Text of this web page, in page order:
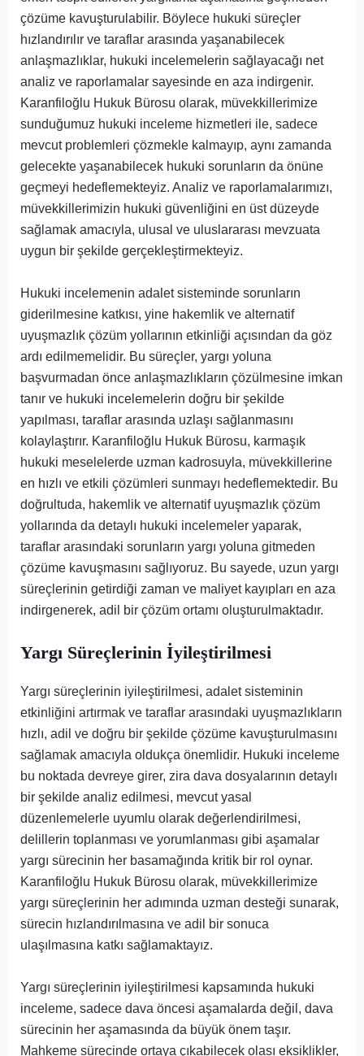
çözüme kavuşturulabilir. Böylece hukuki süreçler
hızlandırılır ve taraflar arasında yaşanabilecek
anlaşmazlıklar, hukuki incelemelerin sağlayacağı net
analiz ve raporlamalar sayesinde en aza indirgenir.
Karanfiloğlu Hukuk Bürosu olarak, müvekkillerimize
sunduğumuz hukuki inceleme hizmetleri ile, sadece
mevcut problemleri çözmekle kalmayıp, aynı zamanda
gelecekte yaşanabilecek hukuki sorunların da önüne
geçmeyi hedeflemekteyiz. Analiz ve raporlamalarımızı,
müvekkillerimizin hukuki güvenliğini en üst düzeyde
sağlamak amacıyla, ulusal ve uluslararası mevzuata
uygun bir şekilde gerçekleştirmekteyiz.
Hukuki incelemenin adalet sisteminde sorunların
giderilmesine katkısı, yine hakemlik ve alternatif
uyuşmazlık çözüm yollarının etkinliği açısından da göz
ardı edilmemelidir. Bu süreçler, yargı yoluna
başvurmadan önce anlaşmazlıkların çözülmesine imkan
tanır ve hukuki incelemelerin doğru bir şekilde
yapılması, taraflar arasında uzlaşı sağlanmasını
kolaylaştırır. Karanfiloğlu Hukuk Bürosu, karmaşık
hukuki meselelerde uzman kadrosuyla, müvekkillerine
en hızlı ve etkili çözümleri sunmayı hedeflemektedir. Bu
doğrultuda, hakemlik ve alternatif uyuşmazlık çözüm
yollarında da detaylı hukuki incelemeler yaparak,
taraflar arasındaki sorunların yargı yoluna gitmeden
çözüme kavuşmasını sağlıyoruz. Bu sayede, uzun yargı
süreçlerinin getirdiği zaman ve maliyet kayıpları en aza
indirgenerek, adil bir çözüm ortamı oluşturulmaktadır.
Yargı Süreçlerinin İyileştirilmesi
Yargı süreçlerinin iyileştirilmesi, adalet sisteminin
etkinliğini artırmak ve taraflar arasındaki uyuşmazlıkların
hızlı, adil ve doğru bir şekilde çözüme kavuşturulmasını
sağlamak amacıyla oldukça önemlidir. Hukuki inceleme
bu noktada devreye girer, zira dava dosyalarının detaylı
bir şekilde analiz edilmesi, mevcut yasal
düzenlemelerle uyumlu olarak değerlendirilmesi,
delillerin toplanması ve yorumlanması gibi aşamalar
yargı sürecinin her basamağında kritik bir rol oynar.
Karanfiloğlu Hukuk Bürosu olarak, müvekkillerimize
yargı süreçlerinin her adımında uzman desteği sunarak,
sürecin hızlandırılmasına ve adil bir sonuca
ulaşılmasına katkı sağlamaktayız.
Yargı süreçlerinin iyileştirilmesi kapsamında hukuki
inceleme, sadece dava öncesi aşamalarda değil, dava
sürecinin her aşamasında da büyük önem taşır.
Mahkeme sürecinde ortaya çıkabilecek olası eksiklikler,